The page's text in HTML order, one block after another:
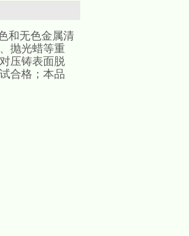
和无色金属清
抛光蜡等重
压铸表面脱
合格；本品